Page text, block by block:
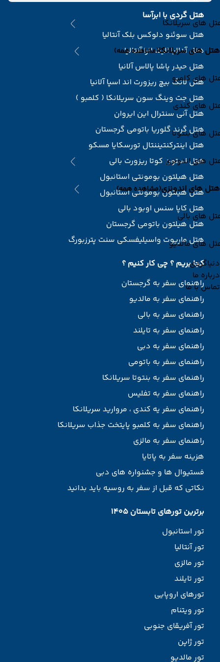
های سریلانکا
هتل های سریلانکا(مشاهده همه)
های کلمبو
های کندی
های بنتوتا
های اندونزی
هتل های اندونزی(مشاهده همه)
های بالی
های مالدیو
دنیاگردی
درباره ما
تماس با ما
هتل گردی با ابرآسا
هتل سوئنو دلوکس بلک آنتالیا
هتل آدالیا الیت لارا آنتالیا
هتل حیدر پاشا پالاس آلانیا
هتل لانگ بیچ ریزورت اند اسپا آلانیا
هتل جت وینگ سون سریلانکا ( کلمبو )
هتل آنی سنترال این ایروان
هتل گرند گلوریا باتومی گرجستان
هتل اینترکنتیننتال تورسکایا مسکو
هتل استون کوتا ریزورت بالی
هتل هیلتون بومونتی استانبول
هتل هیلتون بومونتی استانبول
هتل کاپا سنس اوبود بالی
هتل هیلتون باتومی گرجستان
هتل ماریوت واسیلیفسکی سنت پترزبورگ
کجا بریم ؟ چی کار کنیم ؟
راهنمای سفر به گرجستان
راهنمای سفر به مالدیو
راهنمای سفر به بالی
راهنمای سفر به تایلند
راهنمای سفر به دبی
راهنمای سفر به باتومی
راهنمای سفر به بنتوتا سریلانکا
راهنمای سفر به تفلیس
راهنمای سفر یه کندی ، مروارید سریلانکا
راهنمای سفر به کلمبو پایتخت جذاب سریلانکا
راهنمای سفر به مالزی
هزینه سفر به پاتایا
فستیوال ها و جشنواره های دبی
نکاتی که قبل از سفر به روسیه باید بدانید
برترین تورهای تابستان 1405
تور استانبول
تور آنتالیا
تور مالزی
تور تایلند
تورهای اروپایی
تور ویتنام
تور آفریقای جنوبی
تور ژاپن
تور مالدیو